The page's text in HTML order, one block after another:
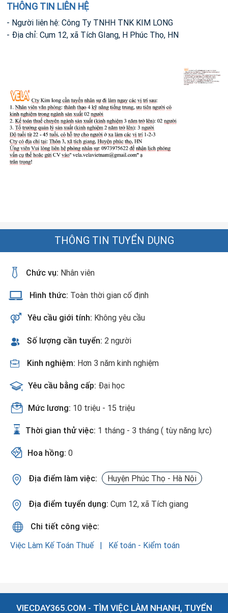
THÔNG TIN LIÊN HỆ
- Người liên hệ: Công Ty TNHH TNK KIM LONG
- Địa chỉ: Cụm 12, xã Tích GIang, H Phúc Thọ, HN
THÔNG TIN TUYỂN DỤNG
Chức vụ: Nhân viên
Hình thức: Toàn thời gian cố định
Yêu cầu giới tính: Không yêu cầu
Số lượng cần tuyển: 2 người
Kinh nghiệm: Hơn 3 năm kinh nghiệm
Yêu cầu bằng cấp: Đại học
Mức lương: 10 triệu - 15 triệu
Thời gian thử việc: 1 tháng - 3 tháng ( tùy năng lực)
Hoa hồng: 0
Địa điểm làm việc: Huyện Phúc Thọ - Hà Nội
Địa điểm tuyển dụng: Cụm 12, xã Tích giang
Chi tiết công việc:
Việc Làm Kế Toán Thuế
Kế toán - Kiểm toán
VIECDAY365.COM - TÌM VIỆC LÀM NHANH, TUYỂN